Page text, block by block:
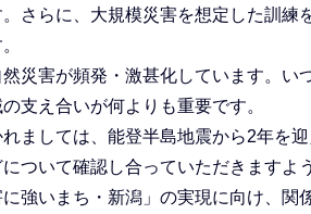
さらに、大規模災害を想定した訓
災害が頻発・激甚化しています。い
支え合いが何よりも重要です。
ましては、能登半島地震から2年を
ついて確認し合っていただきますよ
に強いまち・新潟」の実現に向け、